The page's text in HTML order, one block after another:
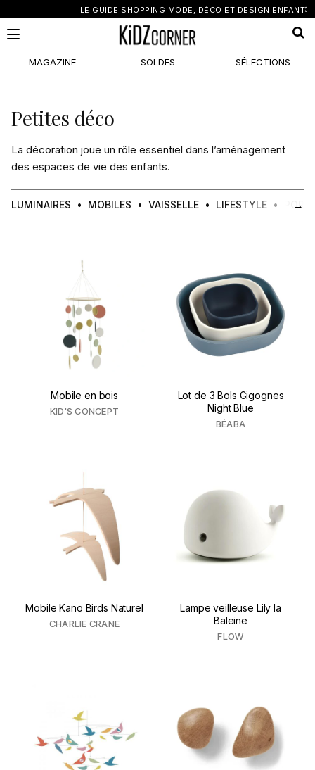
LE GUIDE SHOPPING MODE, DÉCO ET DESIGN ENFANT ×
MAGAZINE SOLDES SÉLECTIONS
Petites déco
La décoration joue un rôle essentiel dans l’aménagement
des espaces de vie des enfants.
LUMINAIRES MOBILES VAISSELLE LIFESTYLE →
Mobile en bois
KID'S CONCEPT
Lot de 3 Bols Gigognes
Night Blue
BÉABA
Mobile Kano Birds Naturel
CHARLIE CRANE
Lampe veilleuse Lily la
Baleine
FLOW